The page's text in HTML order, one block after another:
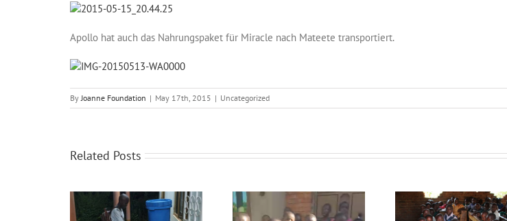
Apollo hat auch das Nahrungspaket für Miracle nach Mateete transportiert.
By Joanne Foundation | May 17th, 2015 | Uncategorized
Related Posts